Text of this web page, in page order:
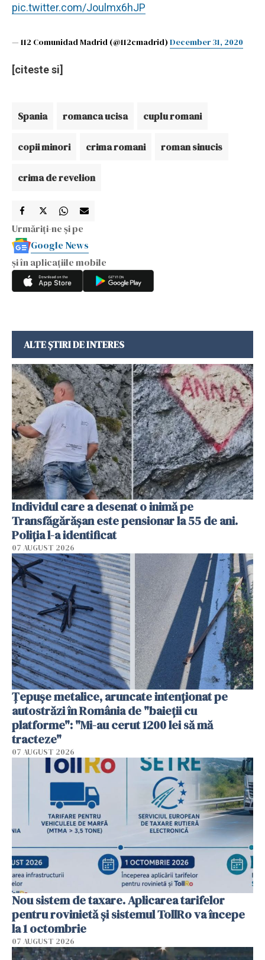
pic.twitter.com/Joulmx6hJP
— 112 Comunidad Madrid (@112cmadrid)December 31, 2020
[citeste si]
Spania romanca ucisa cuplu romani
copii minori crima romani roman sinucis
crima de revelion
Urmăriți-ne și pe
Google News
și în aplicațiile mobile
ALTE ȘTIRI DE INTERES
Individul care a desenat o inimă pe
Transfăgărășan este pensionar la 55 de ani.
Poliția l-a identificat
07 AUGUST 2026
Țepușe metalice, aruncate intenționat pe
autostrăzi în România de "baieții cu
platforme": "Mi-au cerut 1200 lei să mă
tracteze"
07 AUGUST 2026
Nou sistem de taxare. Aplicarea tarifelor
pentru rovinietă şi sistemul TollRo va începe
la 1 octombrie
07 AUGUST 2026